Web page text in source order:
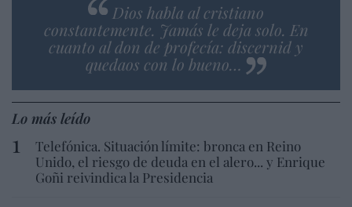
Dios habla al cristiano
constantemente. Jamás le deja solo. En
cuanto al don de profecía: discernid y
quedaos con lo bueno…
Lo más leído
Telefónica. Situación límite: bronca en Reino
Unido, el riesgo de deuda en el alero... y Enrique
Goñi reivindica la Presidencia